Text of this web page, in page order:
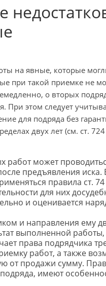
на явные, которые
при такой приемке не
о вторых
При этом следует
для подряда без
двух лет (см. ст.
работ может
предъявления иска.
правила ст.
для них
и оценивается
и направления ему
выполненной работы,
права подрядчика
работ, а также
от продажи сумму.
имеют